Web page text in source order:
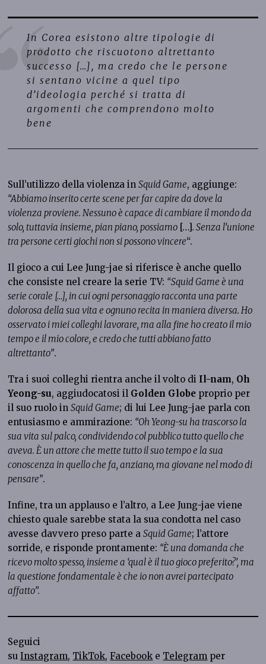
In Corea esistono altre tipologie di
prodotto che riscuotono altrettanto
successo […], ma credo che le persone
si sentano vicine a quel tipo
d’ideologia perché si tratta di
argomenti che comprendono molto
bene
Sull’utilizzo della violenza inSquid Game, aggiunge:
“Abbiamo inserito certe scene per far capire da dove la
violenza proviene. Nessuno è capace di cambiare il mondo da
solo, tuttavia insieme, pian piano, possiamo […]. Senza l’unione
tra persone certi giochi non si possono vincere“.
Il gioco a cui Lee Jung-jae si riferisce è anche quello
che consiste nel creare la serie TV: “Squid Game è una
serie corale […], in cui ogni personaggio racconta una parte
dolorosa della sua vita e ognuno recita in maniera diversa. Ho
osservato i miei colleghi lavorare, ma alla fine ho creato il mio
tempo e il mio colore, e credo che tutti abbiano fatto
altrettanto”.
Tra i suoi colleghi rientra anche il volto di Il-nam, Oh
Yeong-su, aggiudocatosi il Golden Globe proprio per
il suo ruolo inSquid Game; di lui Lee Jung-jae parla con
entusiasmo e ammirazione: “Oh Yeong-su ha trascorso la
sua vita sul palco, condividendo col pubblico tutto quello che
aveva. È un attore che mette tutto il suo tempo e la sua
conoscenza in quello che fa, anziano, ma giovane nel modo di
pensare”.
Infine, tra un applauso e l’altro, a Lee Jung-jae viene
chiesto quale sarebbe stata la sua condotta nel caso
avesse davvero preso parte aSquid Game; l’attore
sorride, e risponde prontamente: “È una domanda che
ricevo molto spesso, insieme a ‘qual è il tuo gioco preferito?’, ma
la questione fondamentale è che io non avrei partecipato
affatto”.
Seguici
suInstagram, TikTok,Facebook e Telegram per